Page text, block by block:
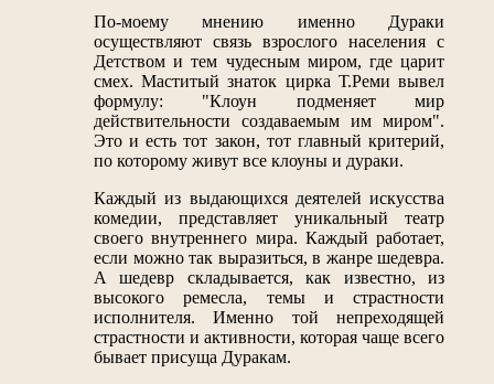
По-моему мнению именно Дураки
осуществляют связь взрослого населения с
Детством и тем чудесным миром, где царит
смех. Маститый знаток цирка Т.Реми вывел
формулу: "Клоун подменяет мир
действительности создаваемым им миром".
Это и есть тот закон, тот главный критерий,
по которому живут все клоуны и дураки.
Каждый из выдающихся деятелей искусства
комедии, представляет уникальный театр
своего внутреннего мира. Каждый работает,
если можно так выразиться, в жанре шедевра.
А шедевр складывается, как известно, из
высокого ремесла, темы и страстности
исполнителя. Именно той непреходящей
страстности и активности, которая чаще всего
бывает присуща Дуракам.